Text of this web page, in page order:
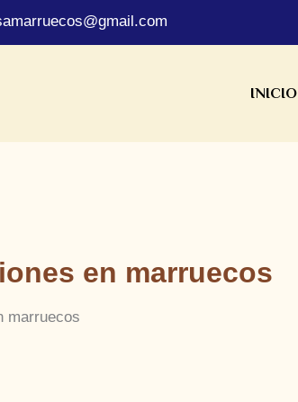
INICIO
en marruecos
marruecos